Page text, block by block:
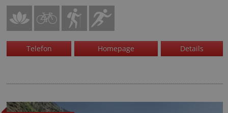
Telefon Homepage Details